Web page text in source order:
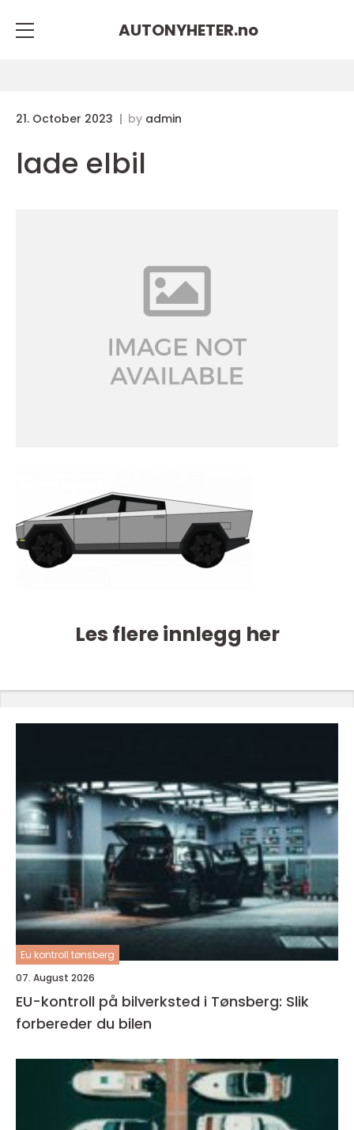
AUTONYHETER.no
21. October 2023 by admin
lade elbil
Les flere innlegg her
Eu kontroll tønsberg
07. August 2026
EU-kontroll på bilverksted i Tønsberg: Slik
forbereder du bilen